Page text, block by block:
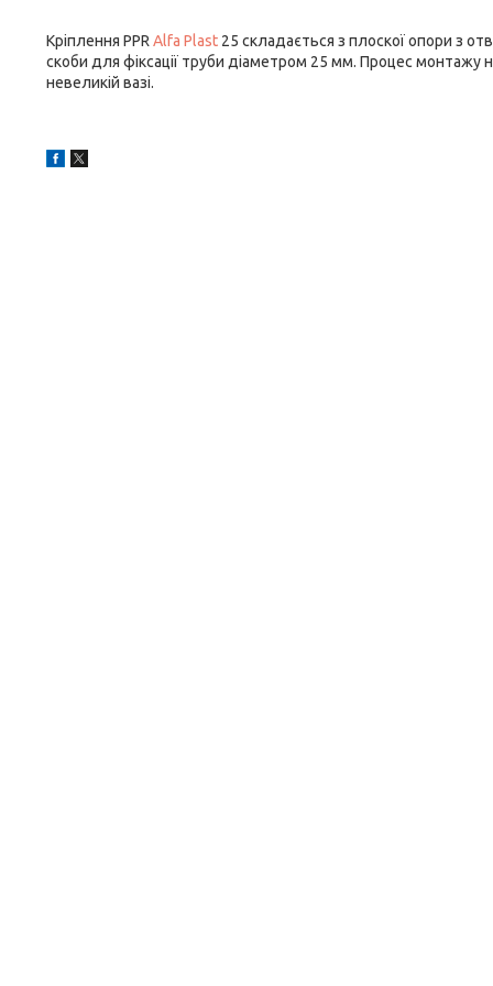
Кріплення PPR Alfa Plast 25 складається з плоскої опори з
скоби для фіксації труби діаметром 25 мм. Процес монтажу
невеликій вазі.